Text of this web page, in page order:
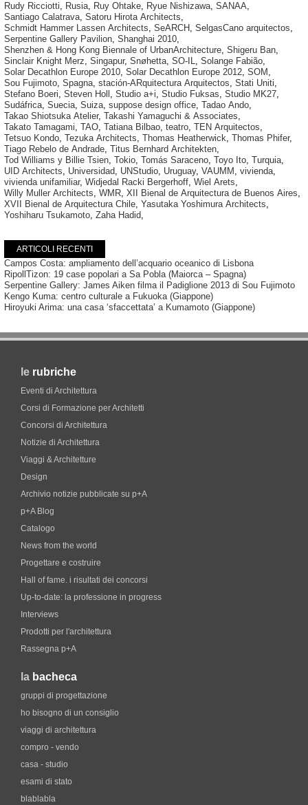
Rudy Ricciotti, Rusia, Ruy Ohtake, Ryue Nishizawa, SANAA,
Santiago Calatrava, Satoru Hirota Architects,
Schmidt Hammer Lassen Architects, SeARCH , SelgasCano arquitectos,
Serpentine Gallery Pavilion, Shanghai 2010,
Shenzhen & Hong Kong Biennale of UrbanArchitecture, Shigeru Ban,
Sinclair Knight Merz, Singapur, Snøhetta, SO-IL, Solange Fabião,
Solar Decathlon Europe 2010, Solar Decathlon Europe 2012, SOM ,
Sou Fujimoto, Spagna, stación-ARquitectura Arquitectos, Stati Uniti,
Stefano Boeri, Steven Holl , Studio a+i, Studio Fuksas, Studio MK27,
Sudáfrica, Suecia, Suiza, suppose design office, Tadao Ando,
Takao Shiotsuka Atelier, Takashi Yamaguchi & Associates,
Takato Tamagami, TAO, Tatiana Bilbao, teatro, TEN Arquitectos,
Tetsuo Kondo, Tezuka Architects, Thomas Heatherwick, Thomas Phifer,
Tiago Rebelo de Andrade, Titus Bernhard Architekten,
Tod Williams y Billie Tsien, Tokio, Tomás Saraceno, Toyo Ito, Turquia,
UID Architects, Universidad, UNStudio, Uruguay, VAUMM , vivienda,
vivienda unifamiliar, Widjedal Racki Bergerhoff, Wiel Arets,
Willy Muller Architects, WMR, XII Bienal de Arquitectura de Buenos Aires,
XVII Bienal de Arquitectura Chile, Yasutaka Yoshimura Architects,
Yoshiharu Tsukamoto, Zaha Hadid,
ARTICOLI RECENTI
Campos Costa: ampliamento dell’acquario oceanico di Lisbona
RipollTizon: 19 case popolari a Sa Pobla (Maiorca – Spagna)
Serpentine Gallery: James Aiken filma il Padiglione 2013 di Sou Fujimoto
Kengo Kuma: centro culturale a Fukuoka (Giappone)
Hiroyuki Arima: una casa ‘sfaccettata’ a Kumamoto (Giappone)
le rubriche
Eventi di Architettura
Corsi di Formazione per Architetti
Concorsi di Architettura
Notizie di Architettura
Viaggi & Architetture
Design
Archivio notizie pubblicate su p+A
p+A Blog
Catalogo
News from the world
Progettare e costruire
Hall of fame. i risultati dei concorsi
Up-to-date: la professione in progress
Interviews
Prodotti per l'architettura
Rassegna p+A
la bacheca
gruppi di progettazione
ho bisogno di un consiglio
viaggi di architettura
compro - vendo
casa - studio
esami di stato
blablabla